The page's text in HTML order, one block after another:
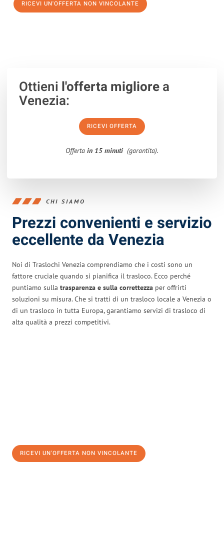
RICEVI UN'OFFERTA NON VINCOLANTE
Ottieni l'offerta migliorea
Venezia:
RICEVI OFFERTA
Offerta in 15 minuti (garantita).
CHI SIAMO
Prezzi convenienti e servizio
eccellente da Venezia
Noi di Traslochi Venezia comprendiamo che i costi sono un
fattore cruciale quando si pianifica il trasloco. Ecco perché
puntiamo sulla trasparenza e sulla correttezza per offrirti
soluzioni su misura. Che si tratti di un trasloco locale a Venezia o
di un trasloco in tutta Europa, garantiamo servizi di trasloco di
alta qualità a prezzi competitivi.
RICEVI UN'OFFERTA NON VINCOLANTE